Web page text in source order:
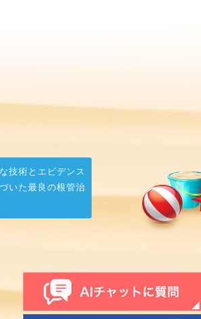
技術とエビデンス
いた最良の根管治